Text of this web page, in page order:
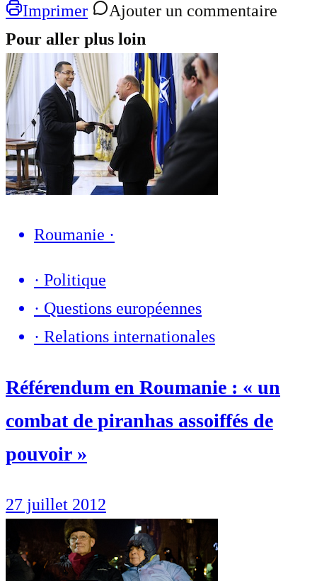
Imprimer
Ajouter un commentaire
Pour aller plus loin
Roumanie ·
· Politique
· Questions européennes
· Relations internationales
Référendum en Roumanie : « un
combat de piranhas assoiffés de
pouvoir »
27 juillet 2012